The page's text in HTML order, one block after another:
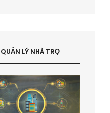
LÝ NHÀ TRỌ